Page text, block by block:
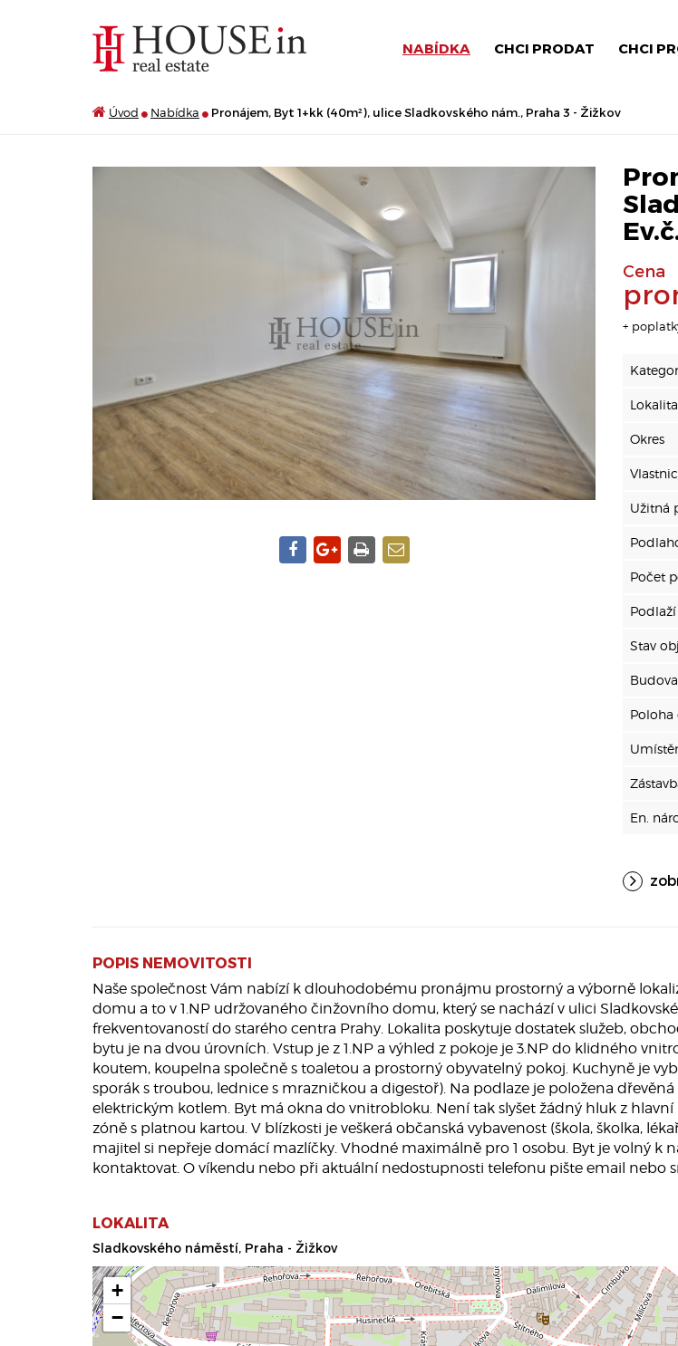
NABÍDKA CHCI PRODAT CHCI
Úvod Nabídka Pronájem, Byt 1+kk (40m²), ulice Sladkovského nám., Praha 3 - Žižkov
Cena
+
Lokalita
Okres
Užitná
Počet
Stav
Budova
Poloha
En.
POPIS NEMOVITOSTI
Naše společnost Vám nabízí k dlouhodobému pronájmu prostorný a výborně
domu a to v 1.NP udržovaného činžovního domu, který se nachází v ulici
frekventovaností do starého centra Prahy. Lokalita poskytuje dostatek služeb,
bytu je na dvou úrovních. Vstup je z 1.NP a výhled z pokoje je 3.NP do klidného
koutem, koupelna společně s toaletou a prostorný obyvatelný pokoj. Kuchyně je
sporák s troubou, lednice s mrazničkou a digestoř). Na podlaze je položena
elektrickým kotlem. Byt má okna do vnitrobloku. Není tak slyšet žádný hluk z
zóně s platnou kartou. V blízkosti je veškerá občanská vybavenost (škola, školka,
majitel si nepřeje domácí mazlíčky. Vhodné maximálně pro 1 osobu. Byt je volný
kontaktovat. O víkendu nebo při aktuální nedostupnosti telefonu pište email nebo
LOKALITA
Sladkovského náměstí, Praha - Žižkov
+
−